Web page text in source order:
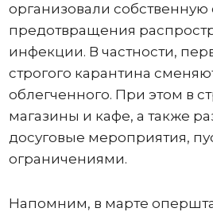
организовали
предотвращения
инфекции. В частности,
строгого карантина
облегченного. При этом в
магазины и кафе, а также
досуговые мероприятия,
ограничениями.
Напомним, в марте